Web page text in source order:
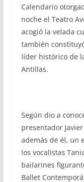
Calendario
noche el Teatro
acogió la velada
también
líder histórico de
Antillas.
Según dio a
presentador
además de él, un
los vocalistas
bailarines
Ballet